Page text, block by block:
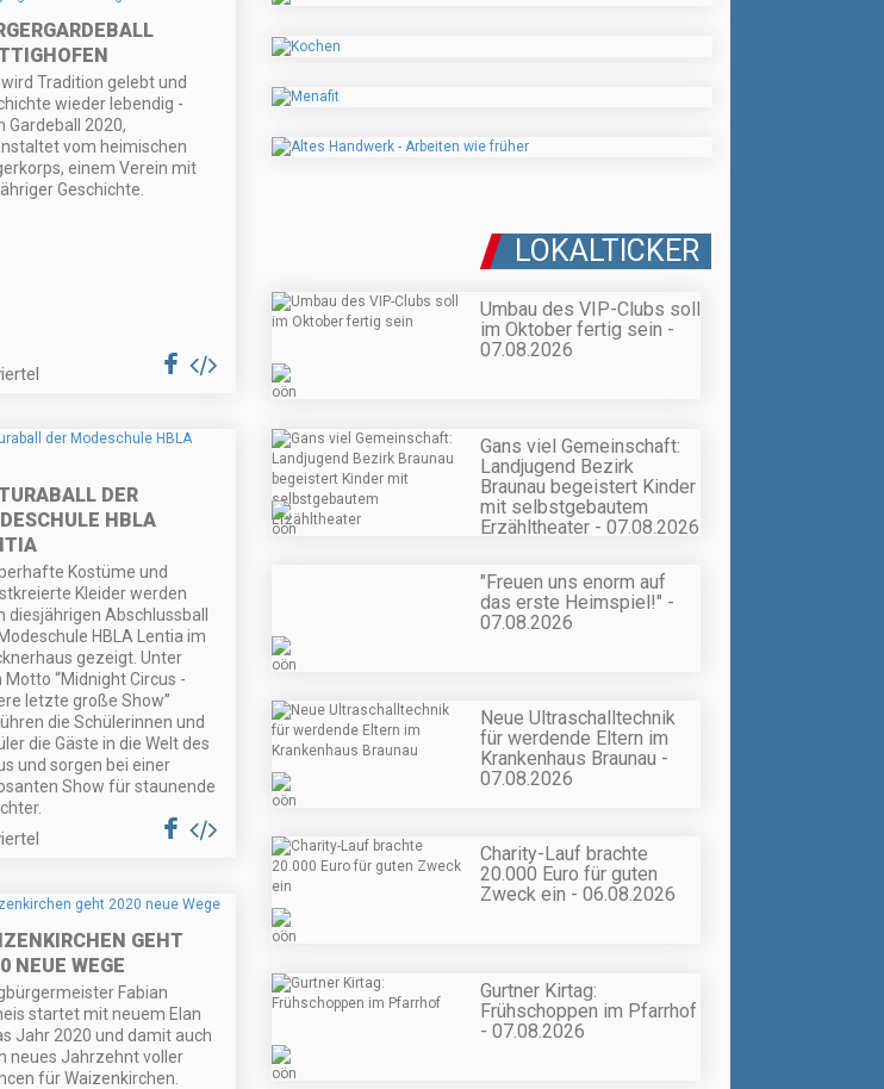
wird Tradition gelebt und
wieder lebendig -
Gardeball 2020,
vom heimischen
einem Verein mit
Geschichte.
DER
HBLA
Kostüme und
Kleider werden
diesjährigen Abschlussball
HBLA Lentia im
gezeigt. Unter
Motto “Midnight Circus -
letzte große Show”
die Schülerinnen und
die Gäste in die Welt des
und sorgen bei einer
Show für staunende
GEHT
NEUE WEGE
Fabian
startet mit neuem Elan
Jahr 2020 und damit auch
neues Jahrzehnt voller
für Waizenkirchen.
LOKALTICKER
Umbau des VIP-Clubs soll
im Oktober fertig sein -
07.08.2026
Gans viel Gemeinschaft:
Landjugend Bezirk
Braunau begeistert Kinder
mit selbstgebautem
Erzähltheater - 07.08.2026
"Freuen uns enorm auf
das erste Heimspiel!" -
07.08.2026
Neue Ultraschalltechnik
für werdende Eltern im
Krankenhaus Braunau -
07.08.2026
Charity-Lauf brachte
20.000 Euro für guten
Zweck ein - 06.08.2026
Gurtner Kirtag:
Frühschoppen im Pfarrhof
- 07.08.2026